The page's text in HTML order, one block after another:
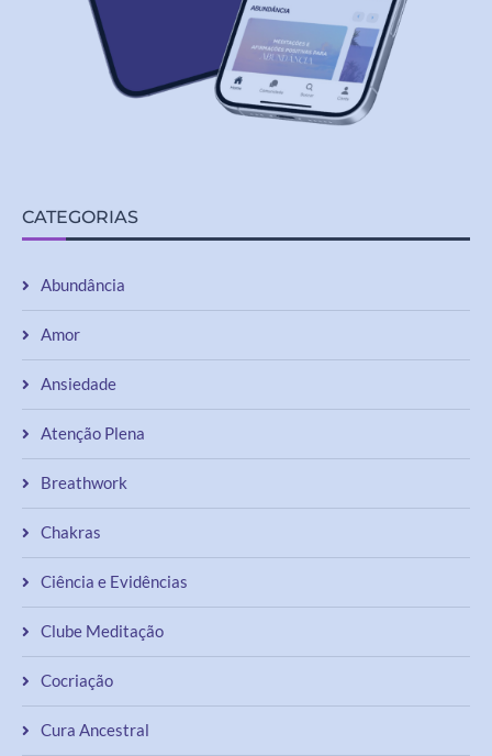
CATEGORIAS
Abundância
Amor
Ansiedade
Atenção Plena
Breathwork
Chakras
Ciência e Evidências
Clube Meditação
Cocriação
Cura Ancestral